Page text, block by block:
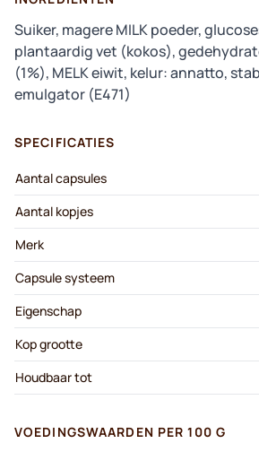
Suiker, magere MILK poeder,
plantaardig vet (kokos),
(1%), MELK eiwit, kelur: annatto,
emulgator (E471)
SPECIFICATIES
Aantal capsules
Aantal kopjes
Merk
Capsule systeem
Eigenschap
Kop grootte
Houdbaar tot
VOEDINGSWAARDEN PER 100 G